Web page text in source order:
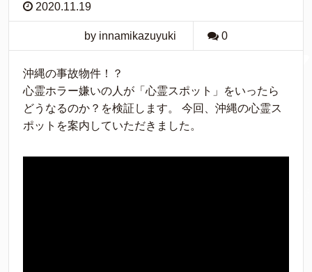
2020.11.19
by innamikazuyuki 0
沖縄の事故物件！？
心霊ホラー嫌いの人が「心霊スポット」をいったら
どうなるのか？を検証します。 今回、沖縄の心霊ス
ポットを案内していただきました。